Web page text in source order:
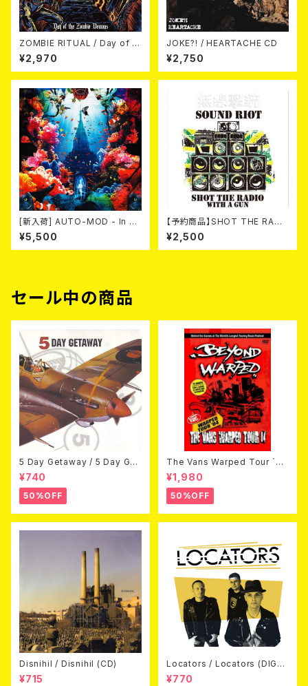
ZOMBIE RITUAL / Day of th
e Zombie Demons
¥2,970
JOKE?! / HEARTACHE CD
¥2,750
[新入荷] AUTO-MOD - In Th
e Wake Of KING AUTO-MO
D（CD+DVD/初回限定盤）
¥5,500
【予約商品】SHOT THE RADI
O WITH A GUN / SOUND RI
OT (CD)【8月８日発売】
¥2,500
セール中の商品
5 Day Getaway / 5 Day Get
away (CDEP)
¥740
50%OFF
The Vans Warped Tour `04
Beyond Warped (国内盤DV
D)
¥1,980
50%OFF
Disnihil / Disnihil (CD)
¥715
Locators / Locators (DIGPA
CK CD)
¥770